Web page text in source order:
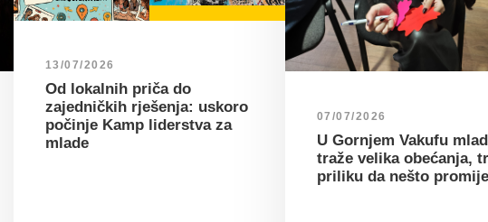
13/07/2026
Od lokalnih priča do
zajedničkih rješenja: uskoro
počinje Kamp liderstva za
mlade
07/07/2026
U Gornjem Vakufu
traže velika obećanja,
priliku da nešto